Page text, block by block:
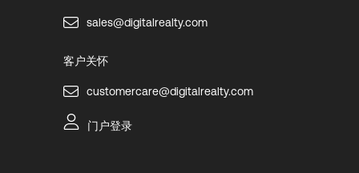
sales@digitalrealty.com
客户关怀
customercare@digitalrealty.com
门户登录